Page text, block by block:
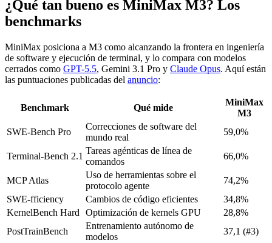
¿Qué tan bueno es MiniMax M3? Los
benchmarks
MiniMax posiciona a M3 como alcanzando la frontera en ingeniería
de software y ejecución de terminal, y lo compara con modelos
cerrados como GPT-5.5, Gemini 3.1 Pro y Claude Opus. Aquí están
las puntuaciones publicadas del anuncio:
Benchmark Qué mide
MiniMax
M3
SWE-Bench Pro
Correcciones de software del
mundo real
59,0%
Terminal-Bench 2.1
Tareas agénticas de línea de
comandos
66,0%
MCP Atlas
Uso de herramientas sobre el
protocolo agente
74,2%
SWE-fficiency
Cambios de código eficientes
34,8%
KernelBench Hard
Optimización de kernels GPU
28,8%
PostTrainBench
Entrenamiento autónomo de
modelos
37,1 (#3)